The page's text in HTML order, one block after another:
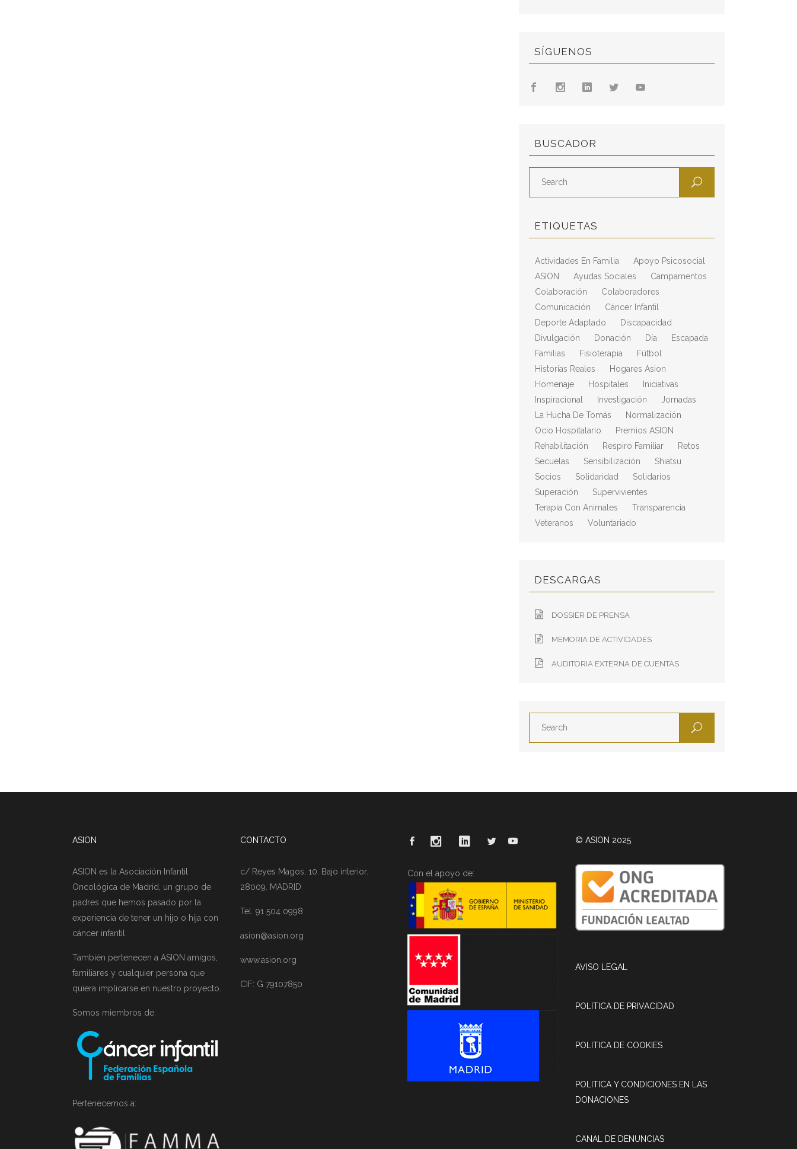
SÍGUENOS
BUSCADOR
ETIQUETAS
Actividades En Familia
Apoyo Psicosocial
ASION
Ayudas Sociales
Campamentos
Colaboración
Colaboradores
Comunicación
Cáncer Infantil
Deporte Adaptado
Discapacidad
Divulgación
Donación Día
Escapada
Familias
Fisioterapia
Fútbol
Historias Reales
Hogares Asion
Homenaje
Hospitales
Iniciativas
Inspiracional
Investigación
Jornadas
La Hucha De Tomás
Normalización
Ocio Hospitalario
Premios ASION
Rehabilitación
Respiro Familiar
Retos
Secuelas
Sensibilización
Shiatsu
Socios
Solidaridad
Solidarios
Superación
Supervivientes
Terapia Con Animales
Transparencia
Veteranos
Voluntariado
DESCARGAS
DOSSIER DE PRENSA
MEMORIA DE ACTIVIDADES
AUDITORIA EXTERNA DE CUENTAS
ASION
ASION es la Asociación Infantil
Oncológica de Madrid, un grupo de
padres que hemos pasado por la
experiencia de tener un hijo o hija con
cáncer infantil.
También pertenecen a ASION amigos,
familiares y cualquier persona que
quiera implicarse en nuestro proyecto.
Somos miembros de:
Pertenecemos a:
CONTACTO
c/ Reyes Magos, 10. Bajo interior.
28009. MADRID
Tel. 91 504 0998
asion@asion.org
www.asion.org
CIF: G 79107850
Con el apoyo de:
© ASION 2025
AVISO LEGAL
POLITICA DE PRIVACIDAD
POLITICA DE COOKIES
POLITICA Y CONDICIONES EN LAS
DONACIONES
CANAL DE DENUNCIAS